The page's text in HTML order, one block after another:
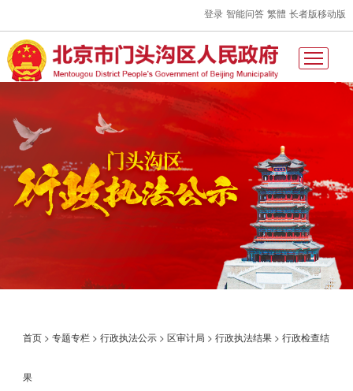
登录 智能问答 繁體 长者版移动版
首页 >专题专栏 >行政执法公示 >区审计局 >行政执法结果 >行政检查结
果